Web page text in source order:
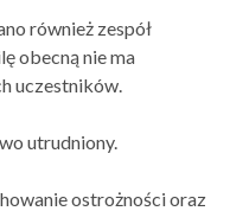
również zespół
obecną nie ma
uczestników.
utrudniony.
ostrożności oraz